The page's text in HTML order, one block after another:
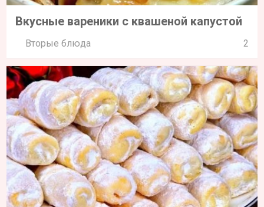
Вкусные вареники с квашеной капустой
Вторые блюда 2